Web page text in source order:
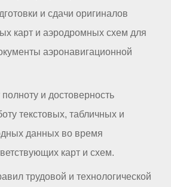
и сдачи оригиналов
карт и аэродромных схем для
аэронавигационной
и достоверность
текстовых, табличных и
данных во время
карт и схем.
трудовой и технологической